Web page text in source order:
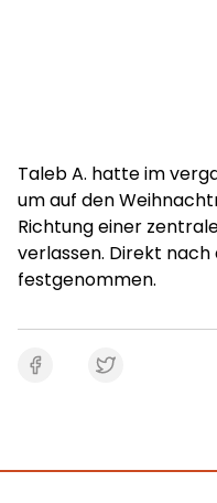
Taleb A. hatte im
um auf den
Richtung einer
verlassen. Direkt
festgenommen.